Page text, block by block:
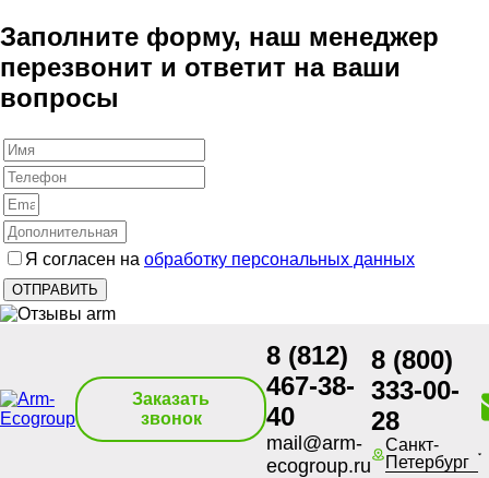
Заполните форму, наш менеджер
перезвонит и ответит на ваши
вопросы
Я согласен на обработку персональных данных
Заказать
звонок
8 (812)
467-38-
40
mail@arm-
ecogroup.ru
8 (800)
333-00-
28
Санкт-
Петербург